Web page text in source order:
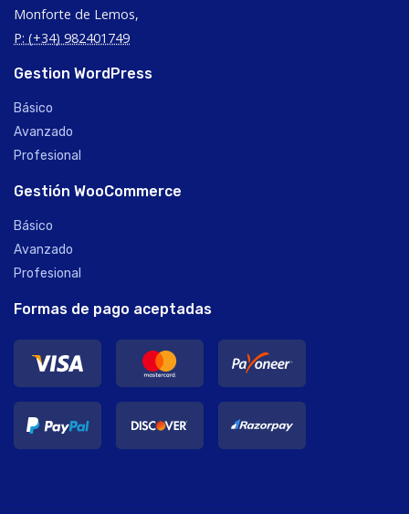
Monforte de Lemos,
P: (+34) 982401749
Gestion WordPress
Básico
Avanzado
Profesional
Gestión WooCommerce
Básico
Avanzado
Profesional
Formas de pago aceptadas